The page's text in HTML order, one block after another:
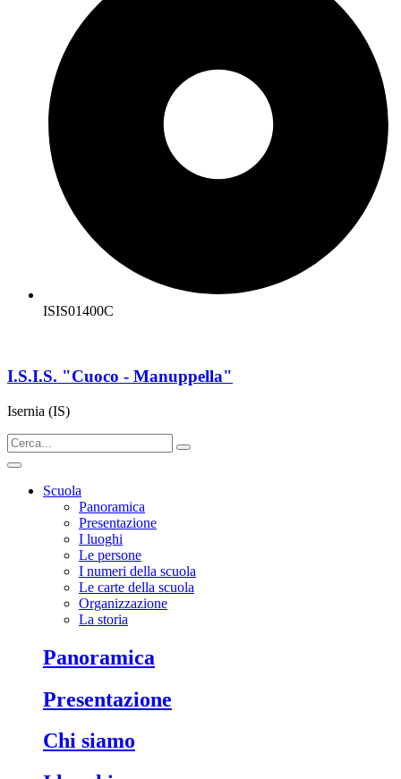
ISIS01400C
I.S.I.S. "Cuoco - Manuppella"
Isernia (IS)
Scuola
Panoramica
Presentazione
I luoghi
Le persone
I numeri della scuola
Le carte della scuola
Organizzazione
La storia
panoramica
presentazione
chi siamo